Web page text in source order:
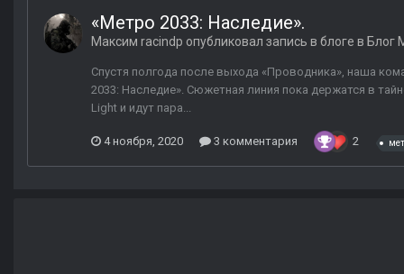
«Метро 2033: Наследие».
Максим raсindp опубликовал запись в блоге в Блог
Спустя полгода после выхода «Проводника», наша
2033: Наследие». Сюжетная линия пока держатся в
Light и идут пара...
4 ноября, 2020 3 комментария 2